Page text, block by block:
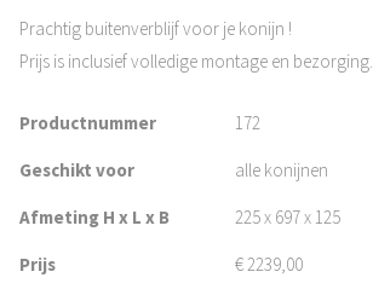
Prachtig buitenverblijf voor je konijn !
Prijs is inclusief volledige montage en bezorging.
Productnummer 172
Geschikt voor alle konijnen
Afmeting H x L x B 225 x 697 x 125
Prijs €2239,00